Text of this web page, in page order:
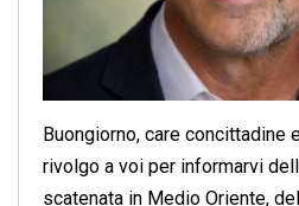
Buongiorno, care concittadine
rivolgo a voi per informarvi
scatenata in Medio Oriente,